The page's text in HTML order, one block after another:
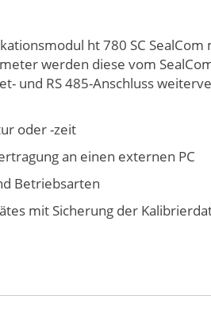
ht 780 SC SealCom
werden diese vom
und RS 485-Anschluss
oder -zeit
an einen externen PC
Betriebsarten
mit Sicherung der